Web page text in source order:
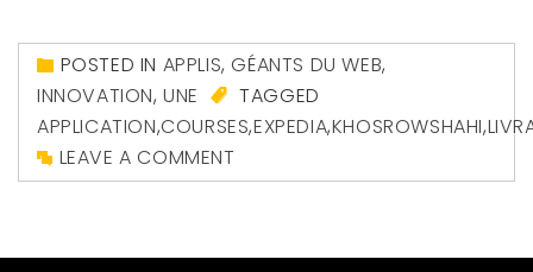
POSTED IN APPLIS,GÉANTS DU WEB,
INNOVATION,UNE
TAGGED
APPLICATION,COURSES,EXPEDIA,KHOSROWSHAHI,
LEAVE A COMMENT